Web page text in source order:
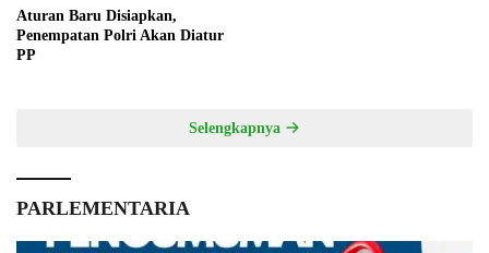
Aturan Baru Disiapkan,
Penempatan Polri Akan Diatur
PP
Selengkapnya
PARLEMENTARIA